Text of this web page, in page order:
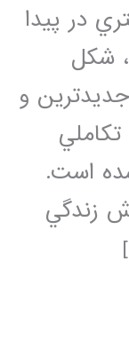
در پيدا
دارد، شكل
و
است.
زندگي